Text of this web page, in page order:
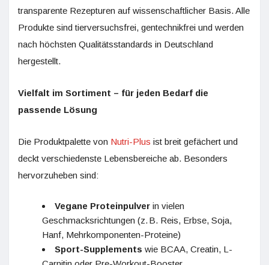
transparente Rezepturen auf wissenschaftlicher Basis. Alle
Produkte sind tierversuchsfrei, gentechnikfrei und werden
nach höchsten Qualitätsstandards in Deutschland
hergestellt.
Vielfalt im Sortiment – für jeden Bedarf die
passende Lösung
Die Produktpalette von Nutri-Plus ist breit gefächert und
deckt verschiedenste Lebensbereiche ab. Besonders
hervorzuheben sind:
Vegane Proteinpulver in vielen
Geschmacksrichtungen (z. B. Reis, Erbse, Soja,
Hanf, Mehrkomponenten-Proteine)
Sport-Supplements wie BCAA, Creatin, L-